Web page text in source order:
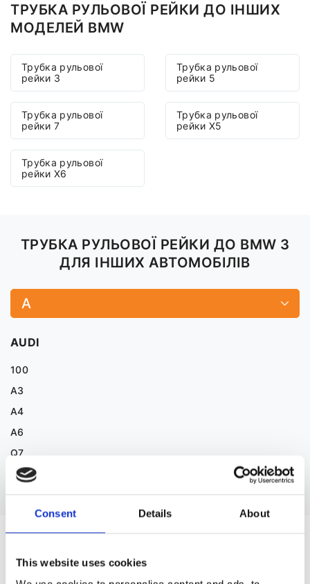
Consent Details About
This website uses cookies
ТРУБКА РУЛЬОВОЇ РЕЙКИ ДО ІНШИХ
МОДЕЛЕЙ BMW
Трубка рульової
рейки 3
Трубка рульової
рейки 5
Трубка рульової
рейки 7
Трубка рульової
рейки X5
Трубка рульової
рейки X6
ТРУБКА РУЛЬОВОЇ РЕЙКИ ДО BMW 3
ДЛЯ ІНШИХ АВТОМОБІЛІВ
A
AUDI
100
A3
A4
A6
Q7